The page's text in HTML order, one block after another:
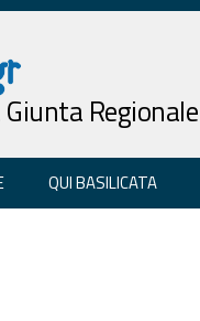
Regionale
QUI BASILICATA